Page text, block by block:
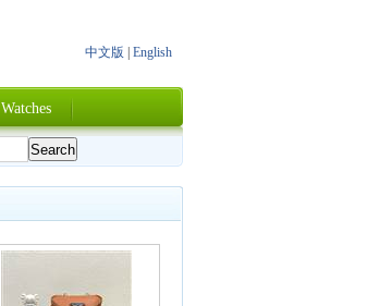
中文版
English
Watches